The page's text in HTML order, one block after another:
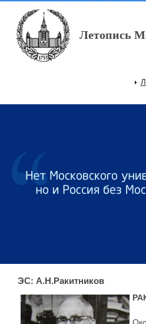
Перейти к основному содержанию
Летопись
ЭС: А.Н.Ракитников